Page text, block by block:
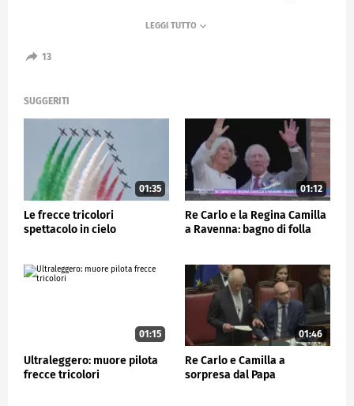
CRONACA
13
SUGGERITI
01:35
Le frecce tricolori
spettacolo in cielo
01:12
Re Carlo e la Regina Camilla
a Ravenna: bagno di folla
01:15
Ultraleggero: muore pilota
frecce tricolori
01:46
Re Carlo e Camilla a
sorpresa dal Papa